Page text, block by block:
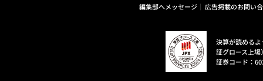
編集部へメッセージ 広告掲載のお問い
決算が読める
証グロース上
証券コード：